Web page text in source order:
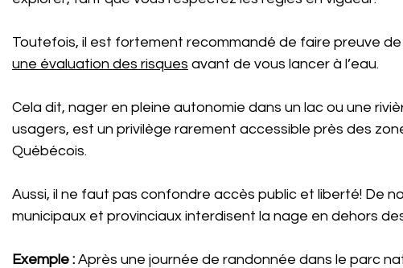
Toutefois, il est fortement recommandé de faire preuve
une évaluation des risques avant de vous lancer à l’eau.
Cela dit, nager en pleine autonomie dans un lac ou une
usagers, est un privilège rarement accessible près des
Québécois.
Aussi, il ne faut pas confondre accès public et liberté! De
municipaux et provinciaux interdisent la nage en dehors
Exemple : Après une journée de randonnée dans le parc